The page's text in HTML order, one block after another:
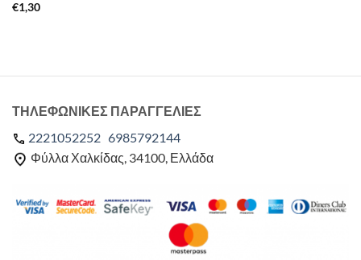
€1,30
ΤΗΛΕΦΩΝΙΚΕΣ ΠΑΡΑΓΓΕΛΙΕΣ
2221052252 6985792144
Φύλλα Χαλκίδας, 34100, Ελλάδα